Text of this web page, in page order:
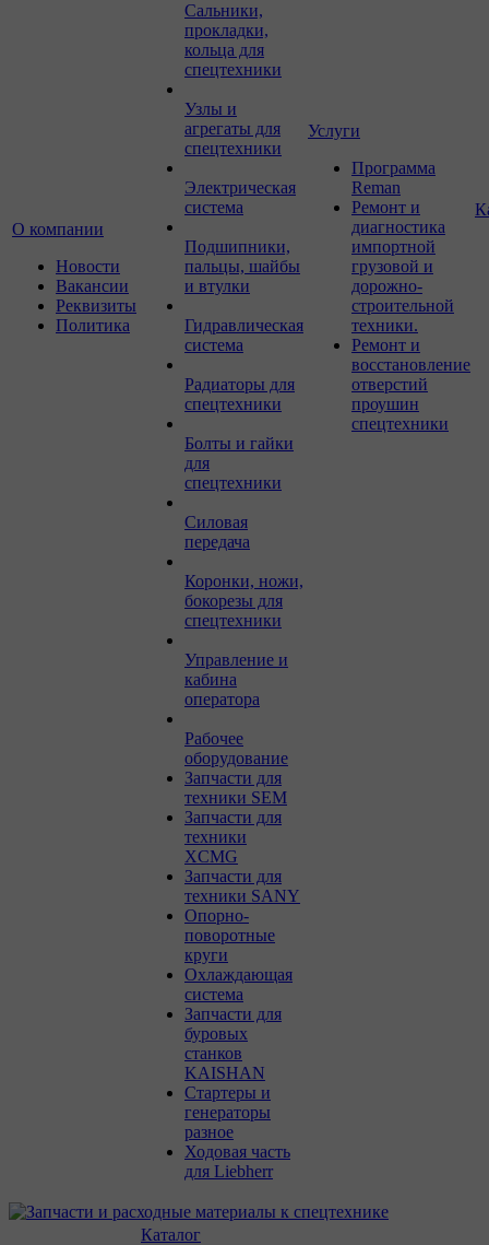
О компании
Новости
Вакансии
Реквизиты
Политика
Сальники,
прокладки,
кольца для
спецтехники
Узлы и
агрегаты для
спецтехники
Электрическая
система
Подшипники,
пальцы, шайбы
и втулки
Гидравлическая
система
Радиаторы для
спецтехники
Болты и гайки
для
спецтехники
Силовая
передача
Коронки, ножи,
бокорезы для
спецтехники
Управление и
кабина
оператора
Рабочее
оборудование
Запчасти для
техники SEM
Запчасти для
техники
XCMG
Запчасти для
техники SANY
Опорно-
поворотные
круги
Охлаждающая
система
Запчасти для
буровых
станков
KAISHAN
Стартеры и
генераторы
разное
Ходовая часть
для Liebherr
Услуги
Программа
Reman
Ремонт и
диагностика
импортной
грузовой и
дорожно-
строительной
техники.
Ремонт и
восстановление
отверстий
проушин
спецтехники
Каталог